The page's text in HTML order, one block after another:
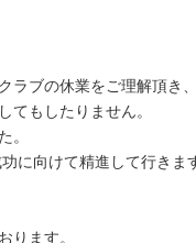
ラブの休業をご理解頂き
てもしたりません。
。
に向けて精進して行きま
ります。